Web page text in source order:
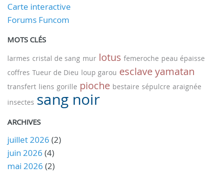
Carte interactive
Forums Funcom
MOTS CLÉS
larmes cristal de sang mur lotus femeroche peau épaisse
coffres Tueur de Dieu loup garou esclaveyamatan
transfert liens gorille pioche bestaire sépulcre araignée
insectes sang noir
ARCHIVES
juillet 2026 (2)
juin 2026 (4)
mai 2026 (2)